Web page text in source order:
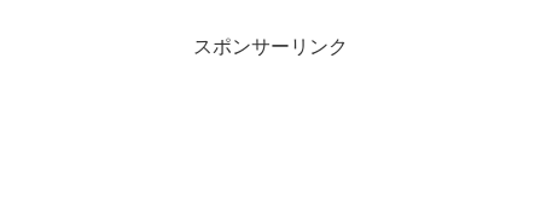
スポンサーリンク